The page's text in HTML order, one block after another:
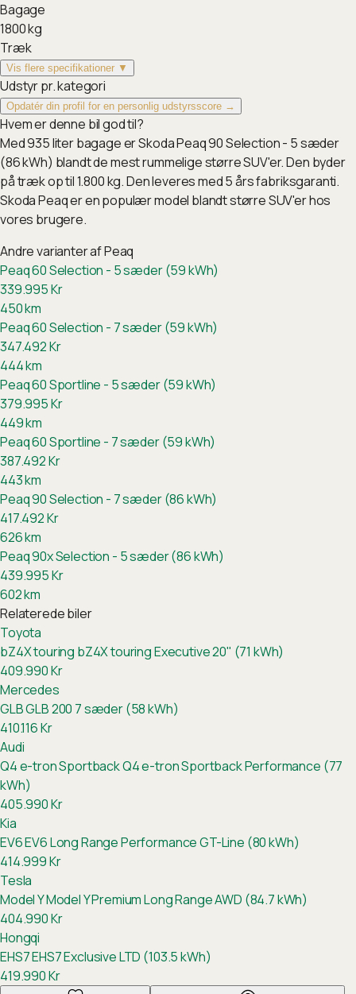
Bagage
1800kg
Træk
Vis flere specifikationer ▼
Udstyr pr. kategori
Opdatér din profil for en personlig udstyrsscore →
Hvem er denne bil god til?
Med 935 liter bagage er Skoda Peaq 90 Selection - 5 sæder
(86 kWh) blandt de mest rummelige større SUV'er. Den byder
på træk op til 1.800 kg. Den leveres med 5 års fabriksgaranti.
Skoda Peaq er en populær model blandt større SUV'er hos
vores brugere.
Andre varianter afPeaq
Peaq 60 Selection - 5 sæder (59 kWh)
339.995Kr
450km
Peaq 60 Selection - 7 sæder (59 kWh)
347.492Kr
444km
Peaq 60 Sportline - 5 sæder (59 kWh)
379.995Kr
449km
Peaq 60 Sportline - 7 sæder (59 kWh)
387.492Kr
443km
Peaq 90 Selection - 7 sæder (86 kWh)
417.492Kr
626km
Peaq 90x Selection - 5 sæder (86 kWh)
439.995Kr
602km
Relaterede biler
Toyota
bZ4X touring bZ4X touring Executive 20" (71 kWh)
409.990Kr
Mercedes
GLBGLB 200 7 sæder (58 kWh)
410.116Kr
Audi
Q4 e-tron SportbackQ4 e-tron Sportback Performance (77
kWh)
405.990Kr
Kia
EV6EV6 Long Range Performance GT-Line (80 kWh)
414.999Kr
Tesla
Model YModel Y Premium Long Range AWD (84.7 kWh)
404.990Kr
Hongqi
EHS7EHS7 Exclusive LTD (103.5 kWh)
419.990Kr